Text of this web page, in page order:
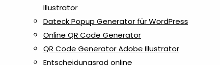
Illustrator
Dateck Popup Generator für WordPress
Online QR Code Generator
QR Code Generator Adobe Illustrator
Entscheidungsrad online